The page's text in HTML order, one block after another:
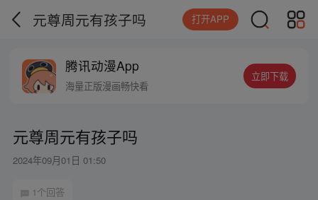
元尊周元有孩子吗 打开APP
腾讯动漫App
海量正版漫画畅快看
立即下载
元尊周元有孩子吗
2024年09月01日 01:50
1个回答